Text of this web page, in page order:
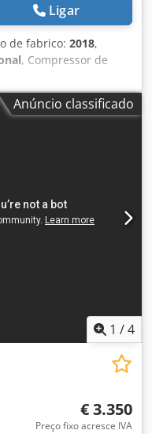
Ligar
de fabrico: 2018,
, Compressor de
permutador de
12,40 m³/min;
pressão máxima: 10
Anúncio classificado
1 /4
€ 3.350
Preço fixo acresce IVA